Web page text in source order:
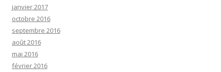
janvier 2017
octobre 2016
septembre 2016
août 2016
mai 2016
février 2016